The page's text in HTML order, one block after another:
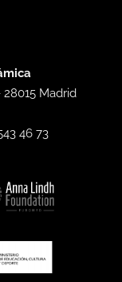
28015 Madrid
46 73